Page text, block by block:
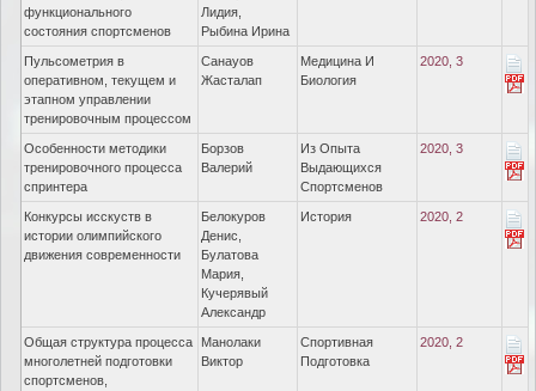
функционального
состояния спортсменов
Лидия,
Рыбина Ирина
Пульсометрия в
оперативном, текущем и
этапном управлении
тренировочным процессом
Санауов
Жасталап
Медицина И
Биология
2020, 3
Особенности методики
тренировочного процесса
спринтера
Борзов
Валерий
Из Опыта
Выдающихся
Спортсменов
2020, 3
Конкурсы исскуств в
истории олимпийского
движения современности
Белокуров
Денис,
Булатова
Мария,
Кучерявый
Александр
История 2020, 2
Общая структура процесса
многолетней подготовки
спортсменов,
Манолаки
Виктор
Спортивная
Подготовка
2020, 2